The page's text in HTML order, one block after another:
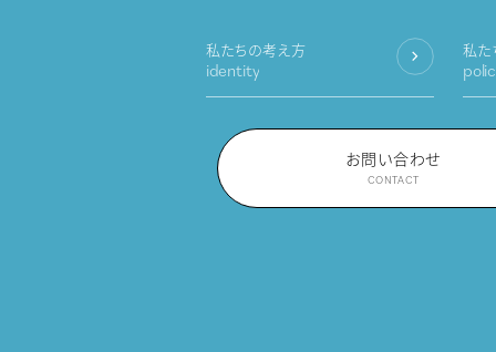
私たちの考え方
identity
私た
お問い合わせ
CONTACT